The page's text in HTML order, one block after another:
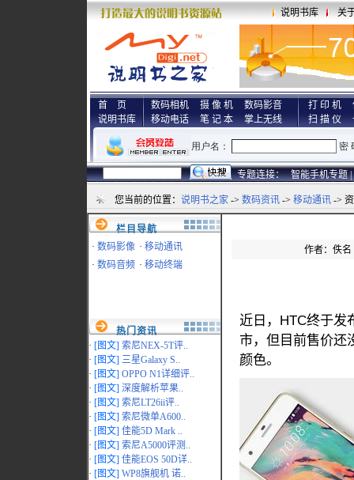
说明书库 关
首 页
说明书库
数码相机 摄 像 机
数码影音
移动电话
笔 记 本 掌上无线
打 印 机
扫 描 仪
专题连接： 智能手机专题 |
您当前的位置： 说明书之家 -> 数码资讯 -> 移动通讯 ->
栏目导航
· 数码影像 · 移动通讯
· 数码音频 · 移动终端
热门资讯
· [图文] 索尼NEX-5T评..
· [图文] 三星Galaxy S..
· [图文] OPPO N1详细评..
· [图文] 深度解析苹果..
· [图文] 索尼LT26ii评..
· [图文] 索尼微单A600..
· [图文] 佳能5D Mark ..
· [图文] 索尼A5000评测..
· [图文] 佳能EOS 50D详..
· [图文] WP8旗舰机 诺..
作者：佚名
近日，HTC终于发
市，但目前售价还
颜色。